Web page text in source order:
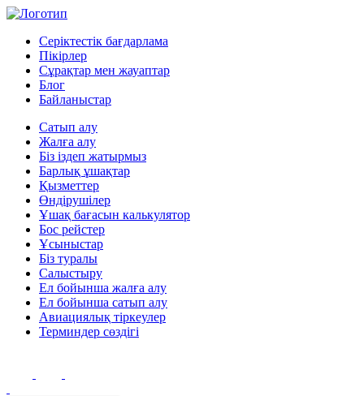
Серіктестік бағдарлама
Пікірлер
Сұрақтар мен жауаптар
Блог
Байланыстар
Сатып алу
Жалға алу
Біз іздеп жатырмыз
Барлық ұшақтар
Қызметтер
Өндірушілер
Ұшақ бағасын калькулятор
Бос рейстер
Ұсыныстар
Біз туралы
Салыстыру
Ел бойынша жалға алу
Ел бойынша сатып алу
Авиациялық тіркеулер
Терминдер сөздігі